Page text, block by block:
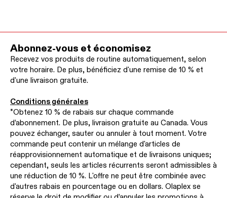
Abonnez-vous et économisez
Recevez vos produits de routine automatiquement, selon
votre horaire. De plus, bénéficiez d'une remise de 10 % et
d'une livraison gratuite.
Conditions générales
*Obtenez 10 % de rabais sur chaque commande
d’abonnement. De plus, livraison gratuite au Canada. Vous
pouvez échanger, sauter ou annuler à tout moment. Votre
commande peut contenir un mélange d'articles de
réapprovisionnement automatique et de livraisons uniques;
cependant, seuls les articles récurrents seront admissibles à
une réduction de 10 %. L'offre ne peut être combinée avec
d'autres rabais en pourcentage ou en dollars. Olaplex se